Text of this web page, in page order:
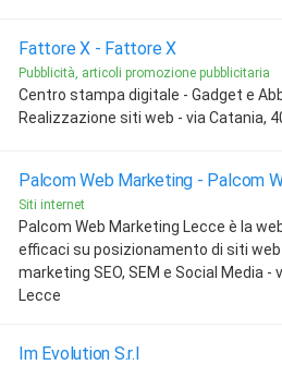
Fattore X - Fattore X
Pubblicità, articoli promozione pubblicitaria
Centro stampa digitale - Gadget e
Realizzazione siti web - via Catania,
Palcom Web Marketing - Palcom
Siti internet
Palcom Web Marketing Lecce è la
efficaci su posizionamento di siti
marketing SEO, SEM e Social Media -
Lecce
Im Evolution S.r.l